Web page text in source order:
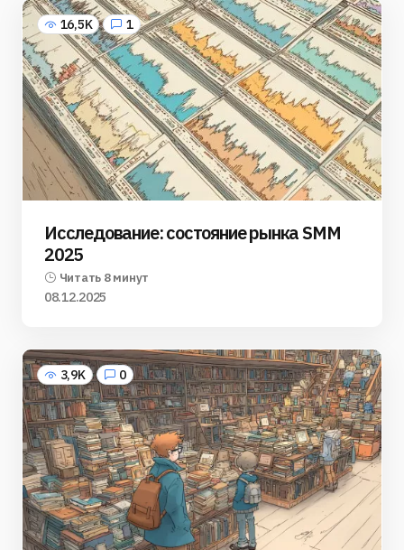
16,5K 1
Исследование: состояние рынка SMM
2025
Читать 8 минут
08.12.2025
3,9K 0